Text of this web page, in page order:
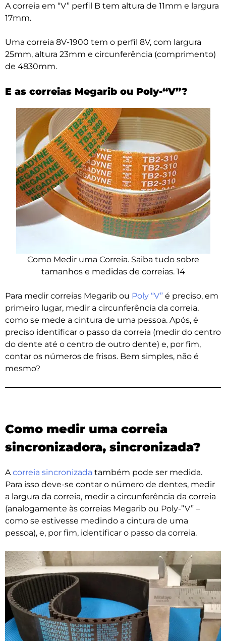
A correia em “V” perfil B tem altura de 11mm e largura
17mm.
Uma correia 8V-1900 tem o perfil 8V, com largura
25mm, altura 23mm e circunferência (comprimento)
de 4830mm.
E as correias Megarib ou Poly-“V”?
Como Medir uma Correia. Saiba tudo sobre
tamanhos e medidas de correias. 14
Para medir correias Megarib ou Poly “V” é preciso, em
primeiro lugar, medir a circunferência da correia,
como se mede a cintura de uma pessoa. Após, é
preciso identificar o passo da correia (medir do centro
do dente até o centro de outro dente) e, por fim,
contar os números de frisos. Bem simples, não é
mesmo?
Como medir uma correia
sincronizadora, sincronizada?
Acorreia sincronizada também pode ser medida.
Para isso deve-se contar o número de dentes, medir
a largura da correia, medir a circunferência da correia
(analogamente às correias Megarib ou Poly-”V” –
como se estivesse medindo a cintura de uma
pessoa), e, por fim, identificar o passo da correia.